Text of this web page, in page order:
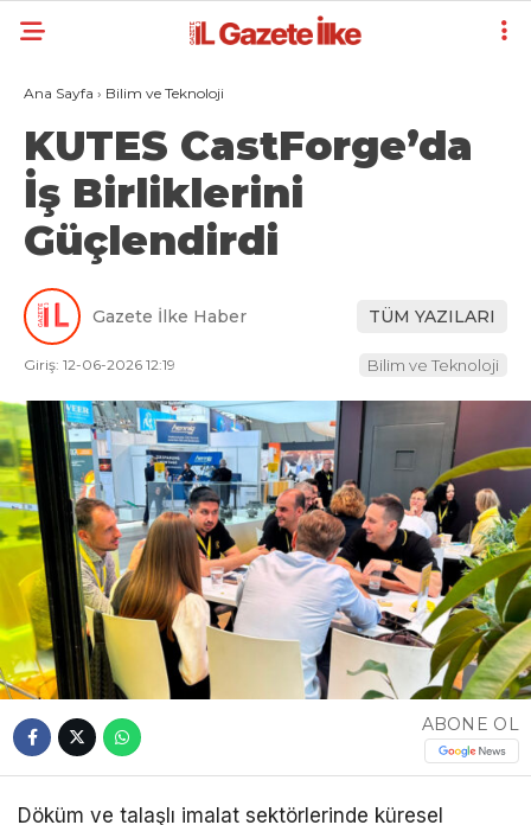
Ana Sayfa › Bilim ve Teknoloji
KUTES CastForge’da
İş Birliklerini
Güçlendirdi
Gazete İlke Haber TÜM YAZILARI
Giriş: 12-06-2026 12:19 Bilim ve Teknoloji
ABONE OL
Döküm ve talaşlı imalat sektörlerinde küresel